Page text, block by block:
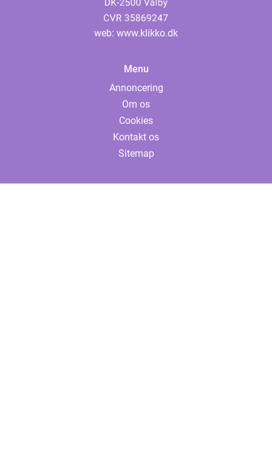
web: www.klikko.dk
Menu
Annoncering
Om os
Cookies
Kontakt os
Sitemap